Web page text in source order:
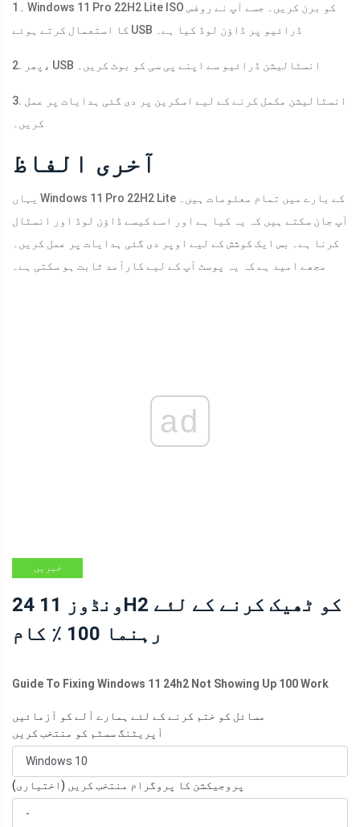
1۔ Windows 11 Pro 22H2 Lite ISO کو برن کریں۔ جسے آپ نے روفس
کا استعمال کرتے ہوئے USB ڈرائیو پر ڈاؤن لوڈ کیا ہے۔
2. پھر، USB انسٹالیشن ڈرائیو سے اپنے پی سی کو بوٹ کریں۔
3. انسٹالیشن مکمل کرنے کے لیے اسکرین پر دی گئی ہدایات پر عمل
کریں۔
آخری الفاظ
یہاں Windows 11 Pro 22H2 Lite کے بارے میں تمام معلومات ہیں۔
آپ جان سکتے ہیں کہ یہ کیا ہے اور اسے کیسے ڈاؤن لوڈ اور انسٹال
کرنا ہے۔ بس ایک کوشش کے لیے اوپر دی گئی ہدایات پر عمل کریں۔
مجھے امید ہے کہ یہ پوسٹ آپ کے لیے کارآمد ثابت ہو سکتی ہے۔
ad
خبریں
ونڈوز 11 24H2 کو ٹھیک کرنے کے لئے
رہنما 100 ٪ کام
Guide To Fixing Windows 11 24h2 Not Showing Up 100 Work
مسائل کو ختم کرنے کے لئے ہمارے آلے کو آزمائیں
آپریٹنگ سسٹم کو منتخب کریں
پروجیکشن کا پروگرام منتخب کریں (اختیاری)